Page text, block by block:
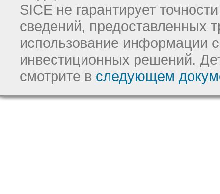
SICE не гарантирует
сведений, предоставленных
использование информации
инвестиционных решений.
смотрите в следующем